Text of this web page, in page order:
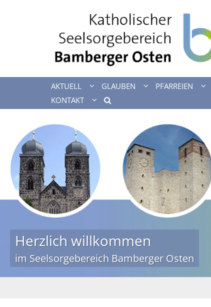
AKTUELL GLAUBEN PFARREIEN
KONTAKT
Herzlich willkommen
im Seelsorgebereich Bamberger Osten